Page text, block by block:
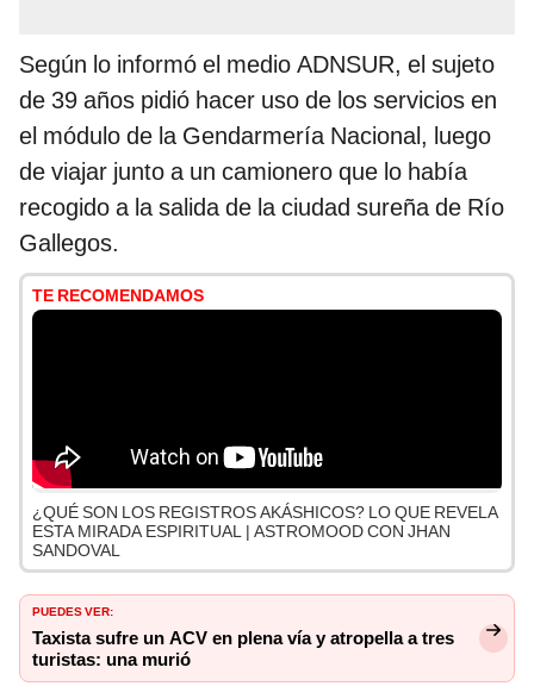
Según lo informó el medio ADNSUR, el sujeto
de 39 años pidió hacer uso de los servicios en
el módulo de la Gendarmería Nacional, luego
de viajar junto a un camionero que lo había
recogido a la salida de la ciudad sureña de Río
Gallegos.
TE RECOMENDAMOS
¿QUÉ SON LOS REGISTROS AKÁSHICOS? LO QUE REVELA
ESTA MIRADA ESPIRITUAL | ASTROMOOD CON JHAN
SANDOVAL
PUEDES VER:
Taxista sufre un ACV en plena vía y atropella a tres
turistas: una murió